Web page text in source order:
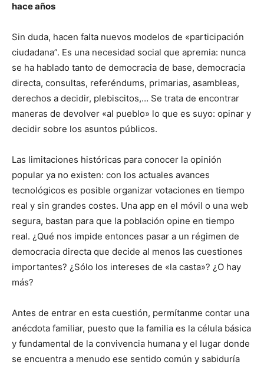
hace años
Sin duda, hacen falta nuevos modelos de «participación
ciudadana”. Es una necesidad social que apremia: nunca
se ha hablado tanto de democracia de base, democracia
directa, consultas, referéndums, primarias, asambleas,
derechos a decidir, plebiscitos,… Se trata de encontrar
maneras de devolver «al pueblo» lo que es suyo: opinar y
decidir sobre los asuntos públicos.
Las limitaciones históricas para conocer la opinión
popular ya no existen: con los actuales avances
tecnológicos es posible organizar votaciones en tiempo
real y sin grandes costes. Una app en el móvil o una web
segura, bastan para que la población opine en tiempo
real. ¿Qué nos impide entonces pasar a un régimen de
democracia directa que decide al menos las cuestiones
importantes? ¿Sólo los intereses de «la casta»? ¿O hay
más?
Antes de entrar en esta cuestión, permítanme contar una
anécdota familiar, puesto que la familia es la célula básica
y fundamental de la convivencia humana y el lugar donde
se encuentra a menudo ese sentido común y sabiduría